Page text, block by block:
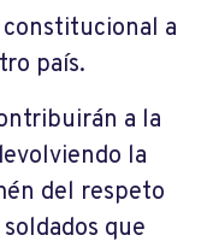
a
país.
a la
la
del respeto
que